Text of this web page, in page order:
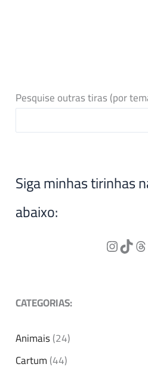
Pesquise outras tiras (por
Siga minhas tirinhas
abaixo:
CATEGORIAS:
Animais(24)
Cartum(44)